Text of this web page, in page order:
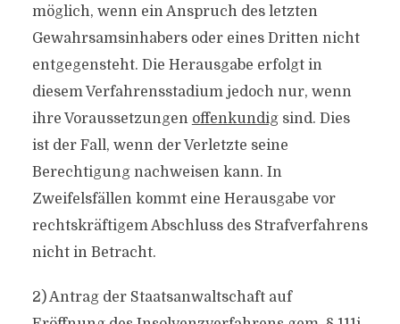
möglich, wenn ein Anspruch des letzten
Gewahrsamsinhabers oder eines Dritten nicht
entgegensteht. Die Herausgabe erfolgt in
diesem Verfahrensstadium jedoch nur, wenn
ihre Voraussetzungen offenkundigsind. Dies
ist der Fall, wenn der Verletzte seine
Berechtigung nachweisen kann. In
Zweifelsfällen kommt eine Herausgabe vor
rechtskräftigem Abschluss des Strafverfahrens
nicht in Betracht.
2) Antrag der Staatsanwaltschaft auf